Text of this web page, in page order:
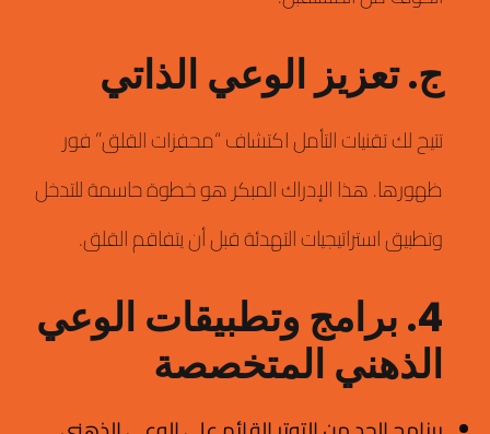
ج. تعزيز الوعي الذاتي
تتيح لك تقنيات التأمل اكتشاف “محفزات القلق” فور
ظهورها.هذا الإدراك المبكر هو خطوة حاسمة للتدخل
وتطبيق استراتيجيات التهدئة قبل أن يتفاقم القلق.
4. برامج وتطبيقات الوعي
الذهني المتخصصة